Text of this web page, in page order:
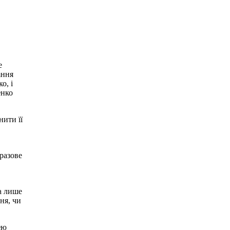
і
її
лише
чи